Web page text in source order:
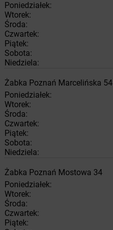
Poniedziałek:
Wtorek:
Środa:
Czwartek:
Piątek:
Sobota:
Niedziela:
Żabka Poznań Marcelińska 54
Poniedziałek:
Wtorek:
Środa:
Czwartek:
Piątek:
Sobota:
Niedziela:
Żabka Poznań Mostowa 34
Poniedziałek:
Wtorek:
Środa:
Czwartek:
Piątek: